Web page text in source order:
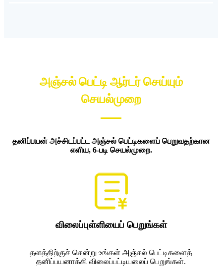
அஞ்சல் பெட்டி ஆர்டர் செய்யும்
செயல்முறை
தனிப்பயன் அச்சிடப்பட்ட அஞ்சல் பெட்டிகளைப் பெறுவதற்கான
எளிய, 6-படி செயல்முறை.
விலைப்புள்ளியைப் பெறுங்கள்
தளத்திற்குச் சென்று உங்கள் அஞ்சல் பெட்டிகளைத்
தனிப்பயனாக்கி விலைப்பட்டியலைப் பெறுங்கள்.